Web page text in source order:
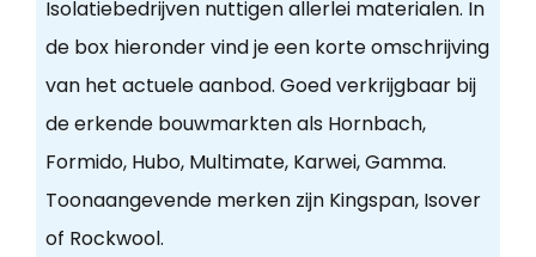
Isolatiebedrijven nuttigen allerlei materialen. In
de box hieronder vind je een korte omschrijving
van het actuele aanbod. Goed verkrijgbaar bij
de erkende bouwmarkten als Hornbach,
Formido, Hubo, Multimate, Karwei, Gamma.
Toonaangevende merken zijn Kingspan, Isover
of Rockwool.